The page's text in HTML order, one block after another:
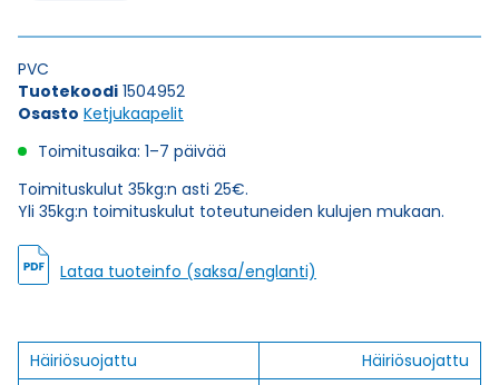
SK-
UL/CSA
14X0,34
(AWG22)
PVC
Tuotekoodi 1504952
Osasto Ketjukaapelit
Toimitusaika: 1–7 päivää
Toimituskulut 35kg:n asti 25€.
Yli 35kg:n toimituskulut toteutuneiden kulujen mukaan.
Lataa tuoteinfo (saksa/englanti)
Häiriösuojattu
Häiriösuojattu